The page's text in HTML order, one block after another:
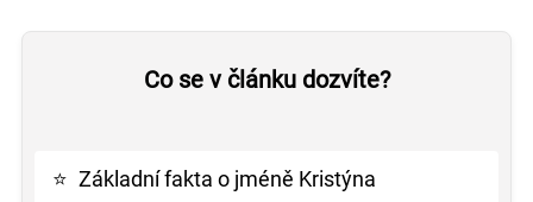
Co se v článku dozvíte?
⭐ Základní fakta o jméně Kristýna